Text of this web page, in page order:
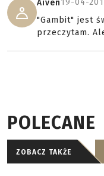
Aiven19-04-
"Gambit" jest
przeczytam.
POLECANE
ZOBACZ TAKŻE